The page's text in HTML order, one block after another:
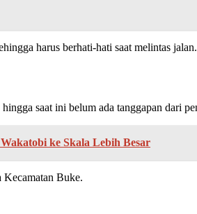
harus berhati-hati saat melintas
saat ini belum ada tanggapan dari
ke Skala Lebih Besar
Kecamatan Buke.